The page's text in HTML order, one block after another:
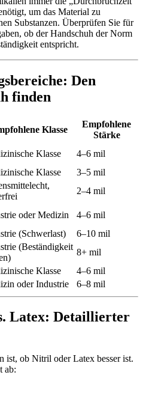
um das Material zu
Substanzen. Überprüfen Sie für
ob der Handschuh der Norm
entspricht.
Den
finden
Klasse
Empfohlene
Stärke
Klasse
4–6 mil
Klasse
3–5 mil
2–4 mil
oder Medizin
4–6 mil
(Schwerlast)
6–10 mil
(Beständigkeit
8+ mil
Klasse
4–6 mil
oder Industrie 6–8 mil
Latex: Detaillierter
ist, ob Nitril oder Latex besser ist.
ab: